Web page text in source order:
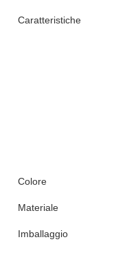
Caratteristiche
Colore
Materiale
Imballaggio